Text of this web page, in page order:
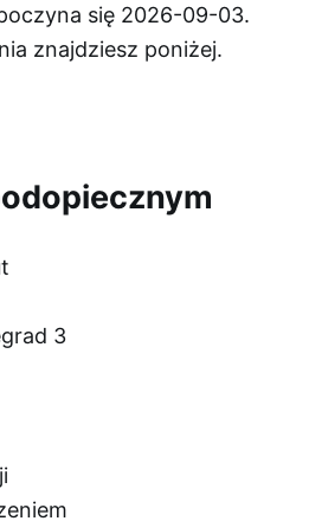
się 2026-09-03.
znajdziesz poniżej.
3